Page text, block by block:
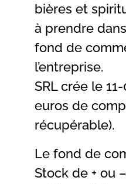
bières et
à prendre
fond de
l’entreprise.
SRL crée le
euros de
récupérable).
Le fond de
Stock de + ou